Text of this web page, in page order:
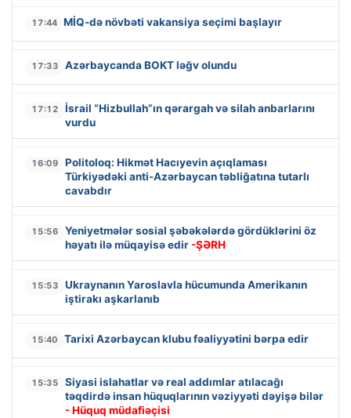
17:44 MİQ-də növbəti vakansiya seçimi başlayır
17:33 Azərbaycanda BOKT ləğv olundu
17:12
İsrail “Hizbullah”ın qərargah və silah anbarlarını
vurdu
16:09
Politoloq: Hikmət Hacıyevin açıqlaması
Türkiyədəki anti-Azərbaycan təbliğatına tutarlı
cavabdır
15:56
Yeniyetmələr sosial şəbəkələrdə gördüklərini öz
həyatı ilə müqayisə edir -ŞƏRH
15:53
Ukraynanın Yaroslavla hücumunda Amerikanın
iştirakı aşkarlanıb
15:40 Tarixi Azərbaycan klubu fəaliyyətini bərpa edir
15:35
Siyasi islahatlar və real addımlar atılacağı
təqdirdə insan hüquqlarının vəziyyəti dəyişə bilər
- Hüquq müdafiəçisi